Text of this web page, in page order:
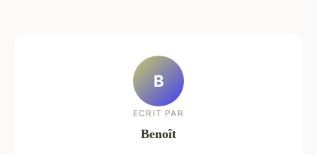
B
ECRIT PAR
Benoît